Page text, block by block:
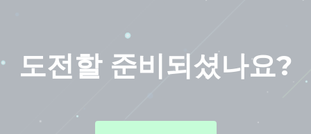
도전할 준비되셨나요?